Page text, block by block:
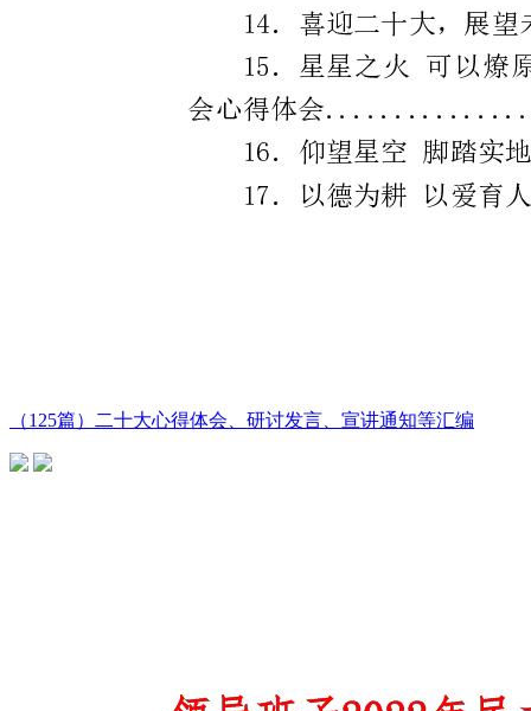
（125篇）二十大心得体会、研讨发言、宣讲通知等汇编